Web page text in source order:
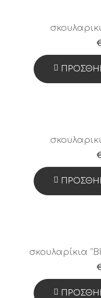
σκουλαρίκια